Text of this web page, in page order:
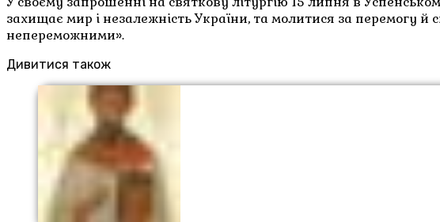
захищає мир і незалежність України, та молитися за перемогу
непереможними».
Дивитися також